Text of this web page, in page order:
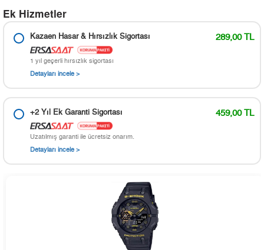
Ek Hizmetler
Kazaen Hasar & Hırsızlık Sigortası 289,00 TL
1 yıl geçerli hırsızlık sigortası
Detayları incele >
+2 Yıl Ek Garanti Sigortası 459,00 TL
Uzatılmış garanti ile ücretsiz onarım.
Detayları incele >